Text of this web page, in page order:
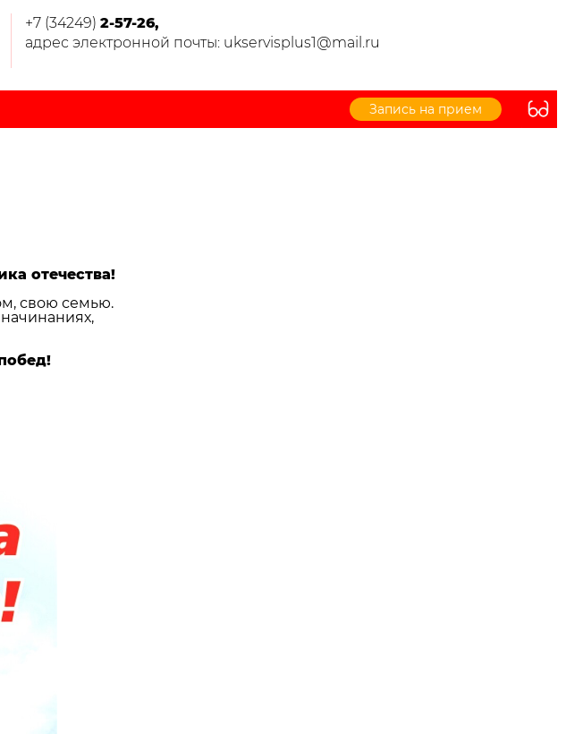
+7 (34249) 2-57-26,
адрес электронной почты: ukservisplus1@mail.ru
Запись на прием
отечества!
свою семью.